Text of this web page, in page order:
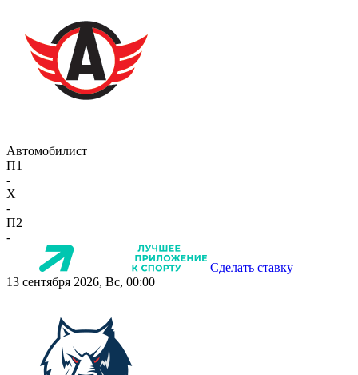
Автомобилист
П1
-
X
-
П2
-
Сделать ставку
13 сентября 2026, Вс, 00:00